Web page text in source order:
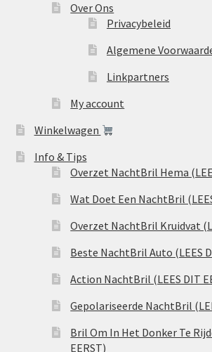
Over Ons
Privacybeleid
Algemene
Linkpartners
My account
Winkelwagen
Info & Tips
Overzet NachtBril Hema
Wat Doet Een NachtBril
Overzet NachtBril Kruidvat
Beste NachtBril Auto (LEES
Action NachtBril (LEES DIT
Gepolariseerde NachtBril
Bril Om In Het Donker Te
EERST)